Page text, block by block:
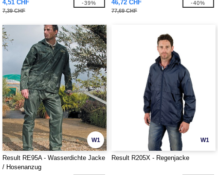
4,51 CHF
7,39 CHF
-39% 46,72 CHF
77,69 CHF
-40%
W1
Result RE95A - Wasserdichte Jacke
/ Hosenanzug
W1
Result R205X - Regenjacke